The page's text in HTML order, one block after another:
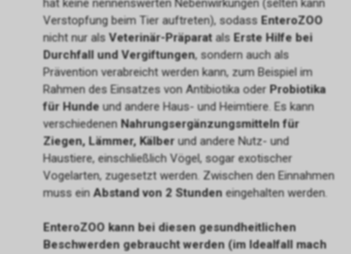
hat keine nennenswerten Nebenwirkungen (selten kann
Verstopfung beim Tier auftreten), sodass EnteroZOO
nicht nur alsVeterinär-Präparat als Erste Hilfe bei
Durchfall und Vergiftungen, sondern auch als
Prävention verabreicht werden kann, zum Beispiel im
Rahmen des Einsatzes von Antibiotika oder Probiotika
für Hundeund andere Haus- und Heimtiere. Es kann
verschiedenen Nahrungsergänzungsmitteln für
Ziegen, Lämmer, Kälberund andere Nutz- und
Haustiere, einschließlich Vögel, sogar exotischer
Vogelarten, zugesetzt werden. Zwischen den Einnahmen
muss einAbstand von 2 Stunden eingehalten werden.
EnteroZOO kann bei diesen gesundheitlichen
Beschwerden gebraucht werden (im Idealfall mach